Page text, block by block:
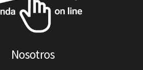
Nosotros